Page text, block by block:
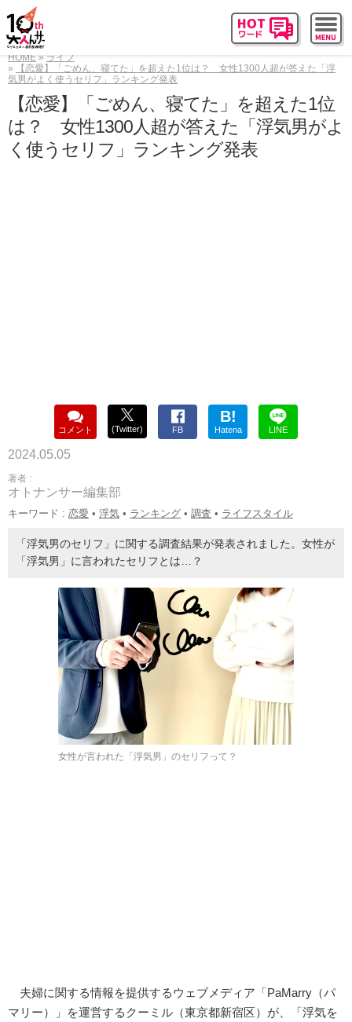
HOME
ライフ
【恋愛】「ごめん、寝てた」を超えた1位は？ 女性1300人超が答えた「浮
気男がよく使うセリフ」ランキング発表
【恋愛】「ごめん、寝てた」を超えた1位
は？ 女性1300人超が答えた「浮気男がよ
く使うセリフ」ランキング発表
コメント (Twitter) FB
B!
Hatena LINE
2024.05.05
著者 :
オトナンサー編集部
キーワード : 恋愛 • 浮気 • ランキング • 調査 • ライフスタイル
「浮気男のセリフ」に関する調査結果が発表されました。女性が
「浮気男」に言われたセリフとは…？
女性が言われた「浮気男」のセリフって？
夫婦に関する情報を提供するウェブメディア「PaMarry（パ
マリー）」を運営するクーミル（東京都新宿区）が、「浮気を